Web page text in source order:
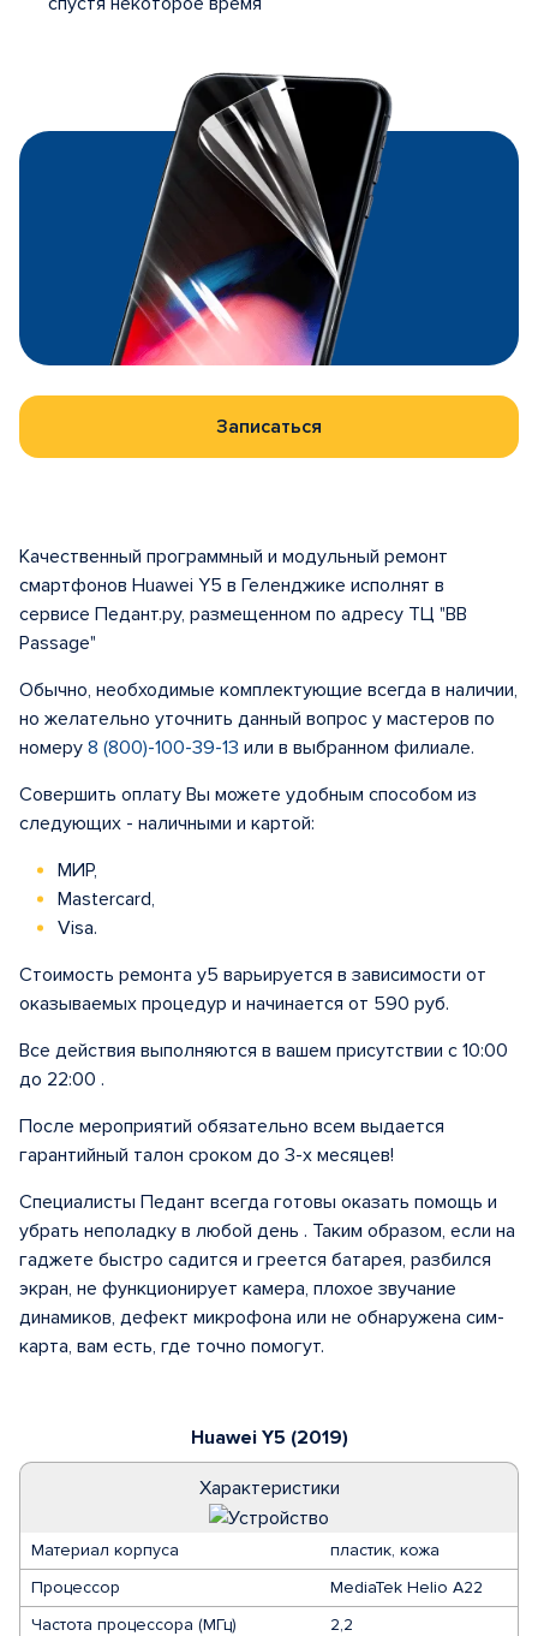
Записаться
Huawei Y5 (2019)
Характеристики
Материал корпуса
пластик, кожа
Процессор
MediaTek Helio A22
Частота процессора (МГц)
2,2
Качественный программный и модульный ремонт
смартфонов Huawei Y5 в Геленджике исполнят в
сервисе Педант.ру, размещенном по адресу ТЦ "BB
Passage"
Обычно, необходимые комплектующие всегда в наличии,
но желательно уточнить данный вопрос у мастеров по
номеру 8 (800)-100-39-13 или в выбранном филиале.
Совершить оплату Вы можете удобным способом из
следующих - наличными и картой:
МИР,
Mastercard,
Visa.
Стоимость ремонта у5 варьируется в зависимости от
оказываемых процедур и начинается от 590 руб.
Все действия выполняются в вашем присутствии с 10:00
до 22:00 .
После мероприятий обязательно всем выдается
гарантийный талон сроком до 3-х месяцев!
Специалисты Педант всегда готовы оказать помощь и
убрать неполадку в любой день . Таким образом, если на
гаджете быстро садится и греется батарея, разбился
экран, не функционирует камера, плохое звучание
динамиков, дефект микрофона или не обнаружена сим-
карта, вам есть, где точно помогут.